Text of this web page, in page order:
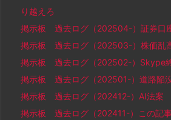
り越えろ
掲示板 過去ログ（202504-）証券口
掲示板 過去ログ（202503-）株価乱
掲示板 過去ログ（202502-）Skype
掲示板 過去ログ（202501-）道路陥
掲示板 過去ログ（202412-）AI法案
掲示板 過去ログ（202411-）この記